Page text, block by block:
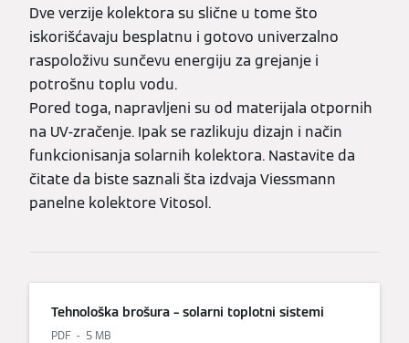
Dve verzije kolektora su slične u tome što
iskorišćavaju besplatnu i gotovo univerzalno
raspoloživu sunčevu energiju za grejanje i
potrošnu toplu vodu.
Pored toga, napravljeni su od materijala otpornih
na UV-zračenje. Ipak se razlikuju dizajn i način
funkcionisanja solarnih kolektora. Nastavite da
čitate da biste saznali šta izdvaja Viessmann
panelne kolektore Vitosol.
Tehnološka brošura – solarni toplotni sistemi
PDF 5 MB